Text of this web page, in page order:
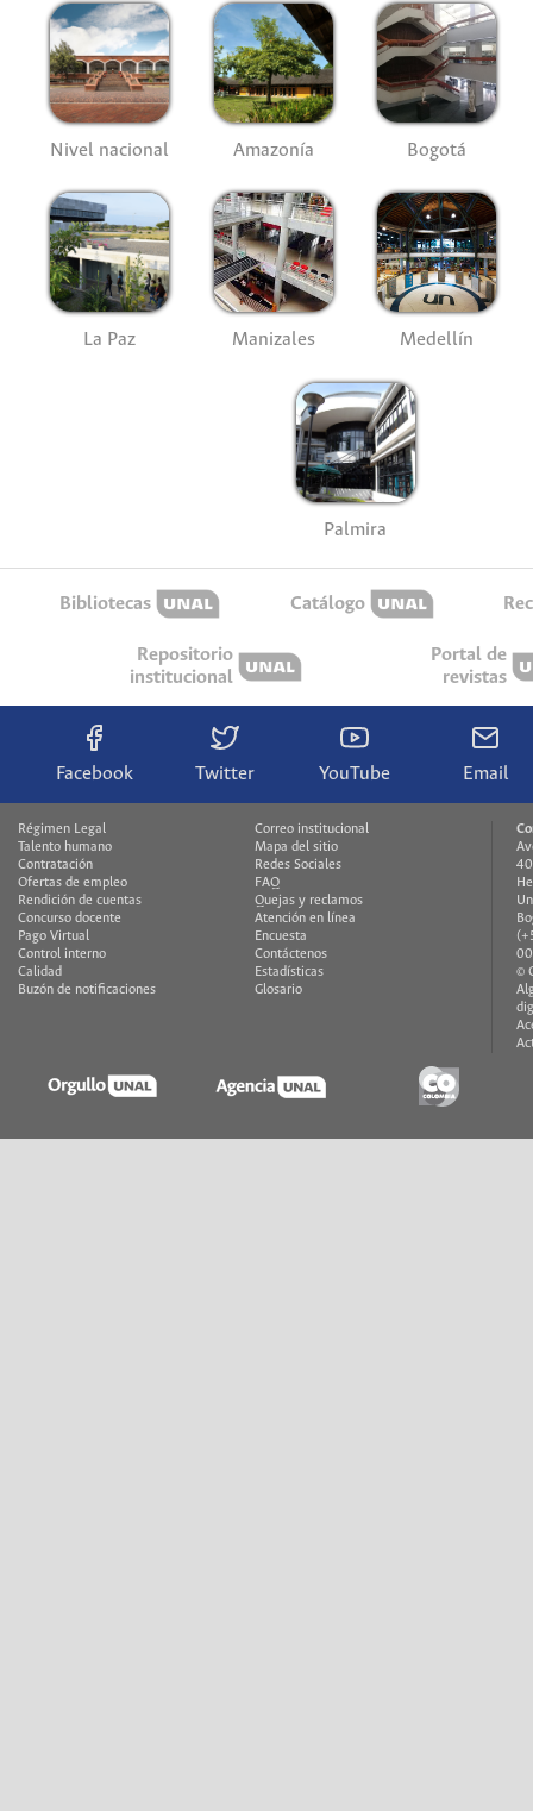
Nivel nacional Amazonía Bogotá
La Paz Manizales Medellín
Palmira
Bibliotecas Catálogo
Repositorio
institucional
Portal de
revistas
Facebook Twitter YouTube Email
Régimen Legal
Talento humano
Contratación
Ofertas de empleo
Rendición de cuentas
Concurso docente
Pago Virtual
Control interno
Calidad
Buzón de notificaciones
Correo institucional
Mapa del sitio
Redes Sociales
FAQ
Quejas y reclamos
Atención en línea
Encuesta
Contáctenos
Estadísticas
Glosario
©